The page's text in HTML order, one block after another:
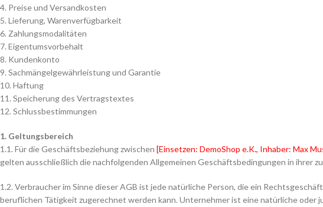
4. Preise und Versandkosten
5. Lieferung, Warenverfügbarkeit
6. Zahlungsmodalitäten
7. Eigentumsvorbehalt
8. Kundenkonto
9. Sachmängelgewährleistung und Garantie
10. Haftung
11. Speicherung des Vertragstextes
12. Schlussbestimmungen
1. Geltungsbereich
1.1. Für die Geschäftsbeziehung zwischen [Einsetzen: DemoShop e.K., Inhaber: Max
gelten ausschließlich die nachfolgenden Allgemeinen Geschäftsbedingungen in ihrer
1.2. Verbraucher im Sinne dieser AGB ist jede natürliche Person, die ein
beruflichen Tätigkeit zugerechnet werden kann. Unternehmer ist eine natürliche